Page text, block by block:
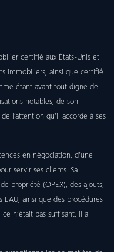
certifié aux États-Unis et
immobiliers, ainsi que certifié
étant avant tout digne de
notables, de son
l’attention qu’il accorde à ses
en négociation, d’une
servir ses clients. Sa
propriété (OPEX), des ajouts,
ainsi que des procédures
n’était pas suffisant, il a